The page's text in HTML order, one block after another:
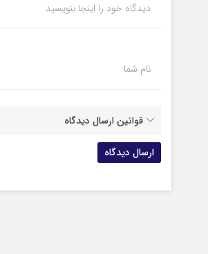
دیدگاه خود را اینجا بنویسید
نام شما
قوانین ارسال دیدگاه